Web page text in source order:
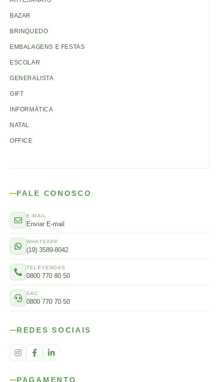
BAZAR
BRINQUEDO
EMBALAGENS E FESTAS
ESCOLAR
GENERALISTA
GIFT
INFORMÁTICA
NATAL
OFFICE
FALE CONOSCO
E-MAIL
Enviar E-mail
WHATSAPP
(19) 3589-8042
TELEVENDAS
0800 770 80 50
SAC
0800 770 70 50
REDES SOCIAIS
PAGAMENTO